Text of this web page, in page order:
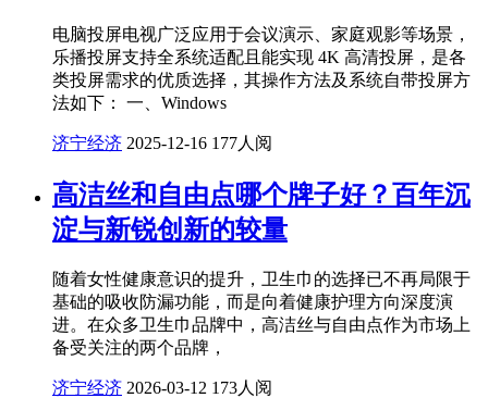
电脑投屏电视广泛应用于会议演示、家庭观影等场景，
乐播投屏支持全系统适配且能实现 4K 高清投屏，是各
类投屏需求的优质选择，其操作方法及系统自带投屏方
法如下： 一、Windows
济宁经济 2025-12-16 177人阅
高洁丝和自由点哪个牌子好？百年沉
淀与新锐创新的较量
随着女性健康意识的提升，卫生巾的选择已不再局限于
基础的吸收防漏功能，而是向着健康护理方向深度演
进。在众多卫生巾品牌中，高洁丝与自由点作为市场上
备受关注的两个品牌，
济宁经济 2026-03-12 173人阅